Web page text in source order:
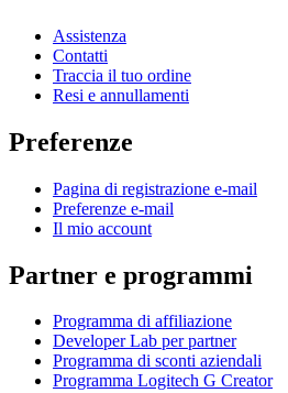
Assistenza
Contatti
Traccia il tuo ordine
Resi e annullamenti
Preferenze
Pagina di registrazione e-mail
Preferenze e-mail
Il mio account
Partner e programmi
Programma di affiliazione
Developer Lab per partner
Programma di sconti aziendali
Programma Logitech G Creator